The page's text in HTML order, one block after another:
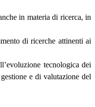
in materia di ricerca, in
di ricerche attinenti ai
tecnologica dei
e di valutazione del